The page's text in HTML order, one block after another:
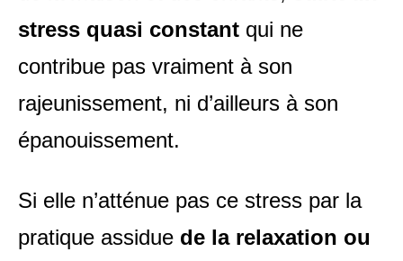
stress quasi constant qui ne
contribue pas vraiment à son
rajeunissement, ni d’ailleurs à son
épanouissement.
Si elle n’atténue pas ce stress par la
pratique assidue de la relaxation ou